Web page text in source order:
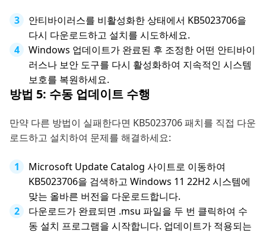
안티바이러스를 비활성화한 상태에서 KB5023706을
다시 다운로드하고 설치를 시도하세요.
Windows 업데이트가 완료된 후 조정한 어떤 안티바이
러스나 보안 도구를 다시 활성화하여 지속적인 시스템
보호를 복원하세요.
방법 5: 수동 업데이트 수행
만약 다른 방법이 실패한다면 KB5023706 패치를 직접 다운
로드하고 설치하여 문제를 해결하세요:
Microsoft Update Catalog 사이트로 이동하여
KB5023706을 검색하고 Windows 11 22H2 시스템에
맞는 올바른 버전을 다운로드합니다.
다운로드가 완료되면 .msu 파일을 두 번 클릭하여 수
동 설치 프로그램을 시작합니다. 업데이트가 적용되는